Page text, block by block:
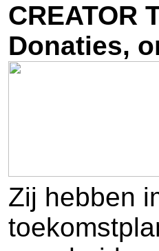
CREATOR
Donaties,
Zij hebben